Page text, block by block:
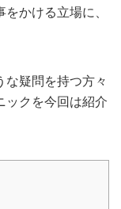
かける立場に、
疑問を持つ方々
ックを今回は紹介